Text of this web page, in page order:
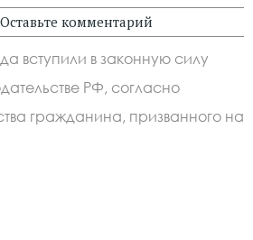
комментарий
вступили в законную силу
РФ, согласно
гражданина, призванного на